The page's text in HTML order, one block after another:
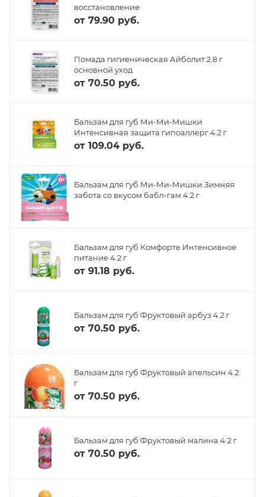
восстановление
от 79.90 руб.
Помада гигиеническая Айболит 2.8 г
основной уход
от 70.50 руб.
Бальзам для губ Ми-Ми-Мишки
Интенсивная защита гипоаллерг 4.2 г
от 109.04 руб.
Бальзам для губ Ми-Ми-Мишки Зимняя
забота со вкусом бабл-гам 4.2 г
Бальзам для губ Комфорте Интенсивное
питание 4.2 г
от 91.18 руб.
Бальзам для губ Фруктовый арбуз 4.2 г
от 70.50 руб.
Бальзам для губ Фруктовый апельсин 4.2
г
от 70.50 руб.
Бальзам для губ Фруктовый малина 4.2 г
от 70.50 руб.